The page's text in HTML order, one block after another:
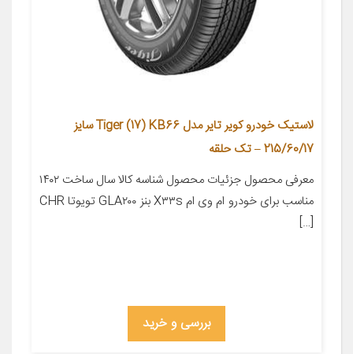
لاستیک خودرو کویر تایر مدل Tiger (17) KB66 سایز
215/60/17 – تک حلقه
معرفی محصول جزئیات محصول شناسه کالا سال ساخت ۱۴۰۲
مناسب برای خودرو ام وی ام X۳۳s بنز GLA۲۰۰ تویوتا CHR
[…]
بررسی و خرید